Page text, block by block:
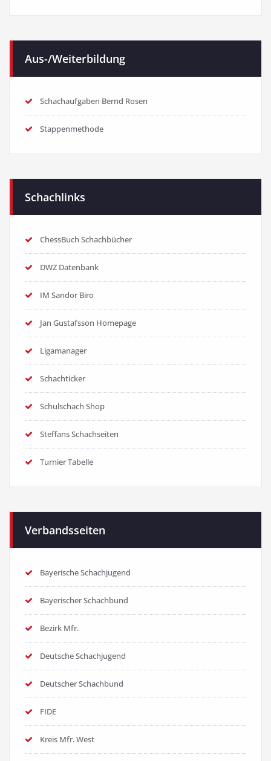
Aus-/Weiterbildung
Schachaufgaben Bernd Rosen
Stappenmethode
Schachlinks
ChessBuch Schachbücher
DWZ Datenbank
IM Sandor Biro
Jan Gustafsson Homepage
Ligamanager
Schachticker
Schulschach Shop
Steffans Schachseiten
Turnier Tabelle
Verbandsseiten
Bayerische Schachjugend
Bayerischer Schachbund
Bezirk Mfr.
Deutsche Schachjugend
Deutscher Schachbund
FIDE
Kreis Mfr. West